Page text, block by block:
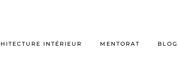
INTÉRIEUR MENTORAT BLOG